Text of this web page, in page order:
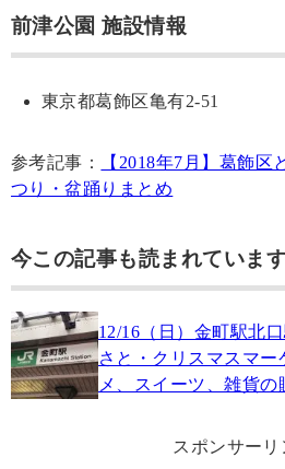
前津公園 施設情報
東京都葛飾区亀有2-51
参考記事：
【2018年7月】葛飾区
つり・盆踊りまとめ
今この記事も読まれていま
12/16（日）金町駅北
さと・クリスマスマ
メ、スイーツ、雑貨の
スポンサーリ